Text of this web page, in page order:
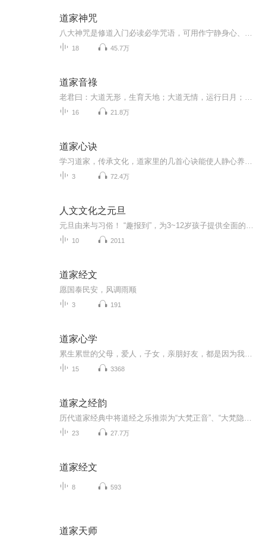
道家神咒
18 45.7万
道家音祿
16 21.8万
道家心诀
3 72.4万
人文文化之元旦
10 2011
道家经文
愿国泰民安，风调雨顺
3 191
道家心学
15 3368
道家之经韵
23 27.7万
道家经文
8 593
道家天师